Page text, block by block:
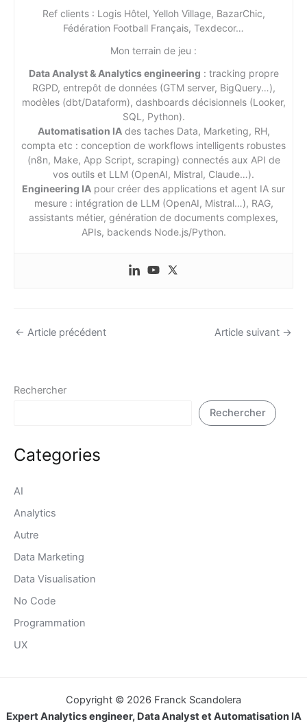
Ref clients : Logis Hôtel, Yelloh Village, BazarChic,
Fédération Football Français, Texdecor…
Mon terrain de jeu :
Data Analyst & Analytics engineering : tracking propre
RGPD, entrepôt de données (GTM server, BigQuery…),
modèles (dbt/Dataform), dashboards décisionnels (Looker,
SQL, Python).
Automatisation IAdes taches Data, Marketing, RH,
compta etc : conception de workflows intelligents robustes
(n8n, Make, App Script, scraping) connectés aux API de
vos outils et LLM (OpenAI, Mistral, Claude…).
Engineering IA pour créer des applications et agent IA sur
mesure : intégration de LLM (OpenAI, Mistral…), RAG,
assistants métier, génération de documents complexes,
APIs, backends Node.js/Python.
← Article précédent Article suivant →
Rechercher
Rechercher
Categories
AI
Analytics
Autre
Data Marketing
Data Visualisation
No Code
Programmation
UX
Copyright © 2026 Franck Scandolera
Expert Analytics engineer, Data Analyst et Automatisation IA